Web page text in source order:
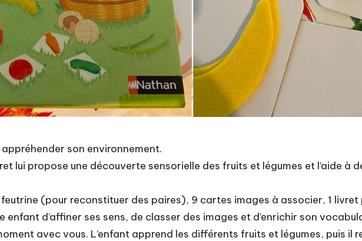
son environnement.
lui propose une découverte sensorielle des fruits et légumes et l’aide à
(pour reconstituer des paires), 9 cartes images à associer, 1
d’affiner ses sens, de classer des images et d’enrichir son
avec vous. L’enfant apprend les différents fruits et légumes, puis il